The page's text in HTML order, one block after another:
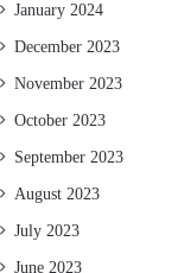
January 2024
December 2023
November 2023
October 2023
September 2023
August 2023
July 2023
June 2023